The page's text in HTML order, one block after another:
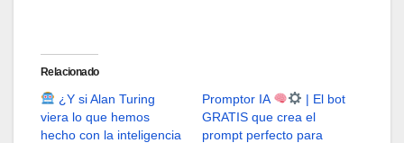
Relacionado
¿Y si Alan Turing
viera lo que hemos
hecho con la inteligencia
Promptor IA
| El bot
GRATIS que crea el
prompt perfecto para